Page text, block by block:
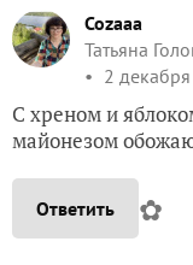
Cozaaa
Татьяна
2
С хреном и
майонезом обожаю
Ответить ✿